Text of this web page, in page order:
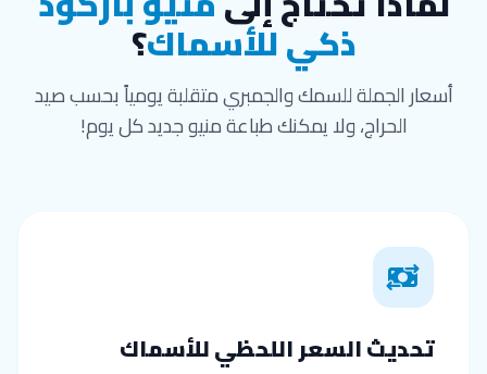
ذكي للأسماك؟
أسعار الجملة للسمك والجمبري متقلبة يومياً بحسب صيد
الحراج، ولا يمكنك طباعة منيو جديد كل يوم!
تحديث السعر اللحظي للأسماك